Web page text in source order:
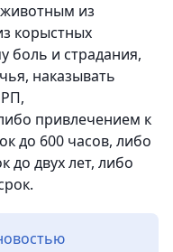
из
корыстных
боль и страдания,
наказывать
привлечением к
до 600 часов, либо
до двух лет, либо